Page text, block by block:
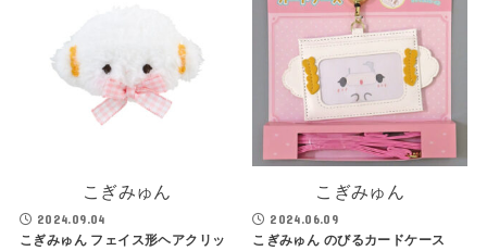
こぎみゅん
2024.09.04
こぎみゅん フェイス形ヘアクリッ
こぎみゅん
2024.06.09
こぎみゅん のびるカードケース